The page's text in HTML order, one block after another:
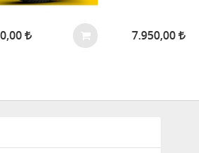
7.950,00